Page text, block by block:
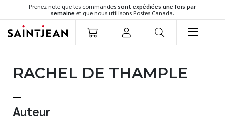
Prenez note que les commandessont expédiées une fois par
semaine et que nous utilisons Postes Canada.
Romans
Développement personnel
RACHEL DE THAMPLE
Auteur